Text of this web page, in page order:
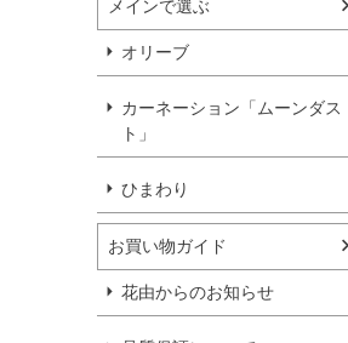
メインで選ぶ
オリーブ
カーネーション「ムーンダス
ト」
ひまわり
お買い物ガイド
花由からのお知らせ